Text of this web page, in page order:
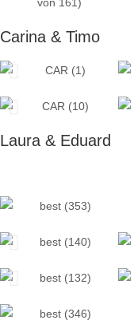
Carina & Timo
Laura & Eduard